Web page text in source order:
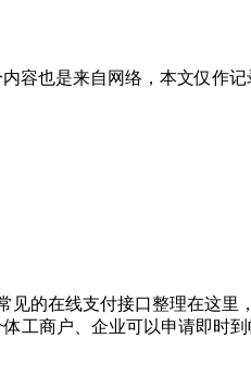
也是来自网络，本文仅作记
的在线支付接口整理在这里
工商户、企业可以申请即时到